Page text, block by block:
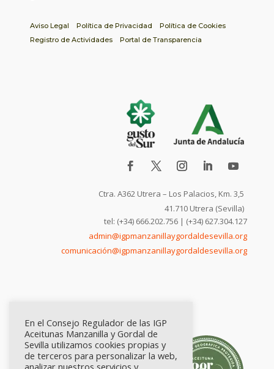
Aviso Legal Política de Privacidad
Política de Cookies
Registro de Actividades
Portal de Transparencia
Ctra. A362 Utrera – Los Palacios, Km. 3,5
41.710 Utrera (Sevilla)
tel: (+34) 666.202.756 | (+34) 627.304.127
admin@igpmanzanillaygordaldesevilla.org
comunicación@igpmanzanillaygordaldesevilla.org
En el Consejo Regulador de las IGP
Aceitunas Manzanilla y Gordal de
Sevilla utilizamos cookies propias y
de terceros para personalizar la web,
analizar nuestros servicios y